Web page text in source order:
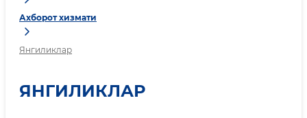
Ахборот хизмати
Янгиликлар
ЯНГИЛИКЛАР